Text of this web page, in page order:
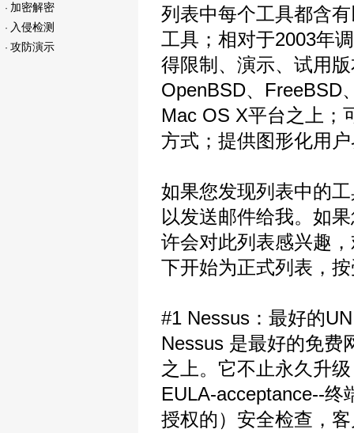
· 加密解密
· 入侵检测
· 攻防演示
列表中每个工具都含
工具；相对于2003年
得限制、演示、试用
OpenBSD、FreeBSD
Mac OS X平台之上；
方式；提供图形化用
如果您发现列表中的
以发送邮件给我。如
许会对此列表感兴趣
下开始为正式列表，
#1 Nessus：最好的
Nessus 是最好的免费
之上。它不止永久升
EULA-acceptance--
授权的）安全检查，